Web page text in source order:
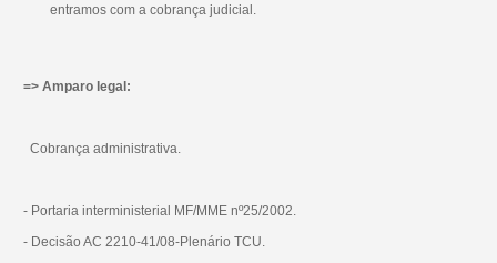
entramos com a cobrança judicial.
=> Amparo legal:
Cobrança administrativa.
- Portaria interministerial MF/MME nº25/2002.
- Decisão AC 2210-41/08-Plenário TCU.